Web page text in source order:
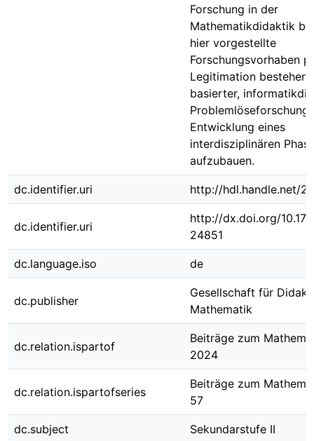
Forschung in der
Mathematikdidaktik
hier vorgestellte
Forschungsvorhaben
Legitimation
basierter,
Problemlöseforschung
Entwicklung eines
interdisziplinären
aufzubauen.
dc.identifier.uri http://hdl.handle.net/
dc.identifier.uri
http://dx.doi.org/
24851
dc.language.iso de
dc.publisher
Gesellschaft für
Mathematik
dc.relation.ispartof
Beiträge zum
2024
dc.relation.ispartofseries
Beiträge zum
57
dc.subject Sekundarstufe II